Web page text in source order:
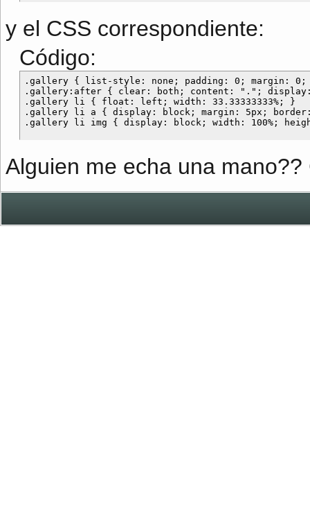
y el CSS correspondiente:
Código:
.gallery { list-style: none; padding: 0; margin:
.gallery:after { clear: both; content: ".";
.gallery li { float: left; width: 33.33333333%; }
.gallery li a { display: block; margin: 5px;
Alguien me echa una mano??